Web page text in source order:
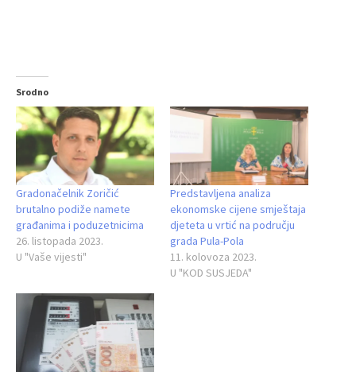
Srodno
Gradonačelnik Zoričić
brutalno podiže namete
građanima i poduzetnicima
26. listopada 2023.
U "Vaše vijesti"
Predstavljena analiza
ekonomske cijene smještaja
djeteta u vrtić na području
grada Pula-Pola
11. kolovoza 2023.
U "KOD SUSJEDA"